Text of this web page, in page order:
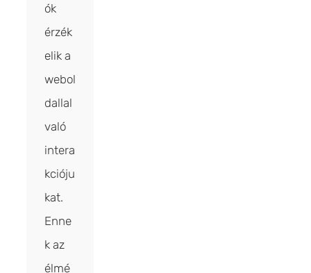
ók
érzék
elik a
webol
dallal
való
intera
kcióju
kat.
Enne
k az
élmé